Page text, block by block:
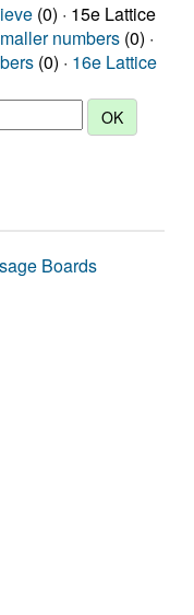
(0) · 15e Lattice
numbers (0) ·
(0) · 16e Lattice
Boards